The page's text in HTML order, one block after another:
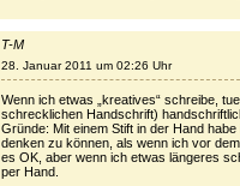
T-M
28. Januar 2011 um 02:26 Uhr
Wenn ich etwas „kreatives“ schreibe,
schrecklichen Handschrift)
Gründe: Mit einem Stift in der Hand
denken zu können, als wenn ich vor
es OK, aber wenn ich etwas längeres
per Hand.